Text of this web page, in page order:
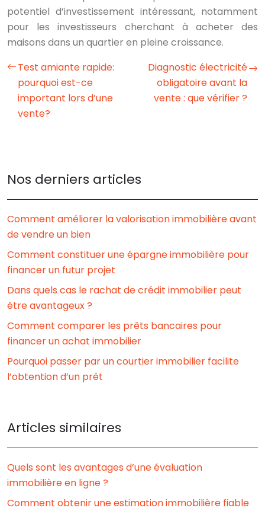
potentiel d’investissement intéressant, notamment
pour les investisseurs cherchant à acheter des
maisons dans un quartier en pleine croissance.
Test amiante rapide:
pourquoi est-ce
important lors d’une
vente?
Diagnostic électricité
obligatoire avant la
vente : que vérifier ?
Nos derniers articles
Comment améliorer la valorisation immobilière avant
de vendre un bien
Comment constituer une épargne immobilière pour
financer un futur projet
Dans quels cas le rachat de crédit immobilier peut
être avantageux ?
Comment comparer les prêts bancaires pour
financer un achat immobilier
Pourquoi passer par un courtier immobilier facilite
l’obtention d’un prêt
Articles similaires
Quels sont les avantages d’une évaluation
immobilière en ligne ?
Comment obtenir une estimation immobilière fiable